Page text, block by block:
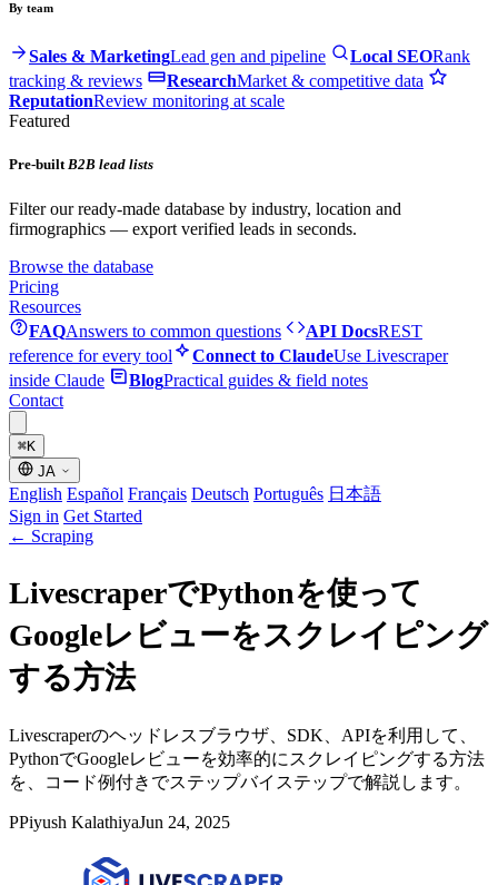
By team
Sales & MarketingLead gen and pipeline Local SEORank
tracking & reviews
ResearchMarket & competitive data
ReputationReview monitoring at scale
Featured
Pre-builtB2B lead lists
Filter our ready-made database by industry, location and
firmographics — export verified leads in seconds.
Browse the database
Pricing
Resources
FAQAnswers to common questions API DocsREST
reference for every tool
Connect to ClaudeUse Livescraper
inside Claude
BlogPractical guides & field notes
Contact
⌘K
JA
English Español Français Deutsch Português 日本語
Sign in Get Started
← Scraping
LivescraperでPythonを使って
Googleレビューをスクレイピング
する方法
Livescraperのヘッドレスブラウザ、SDK、APIを利用して、
PythonでGoogleレビューを効率的にスクレイピングする方法
を、コード例付きでステップバイステップで解説します。
PPiyush KalathiyaJun 24, 2025